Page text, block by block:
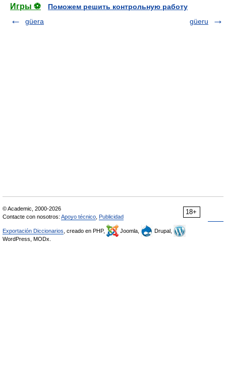
Игры ⚽
Поможем решить контрольную работу
güera
güeru
18+
© Academic, 2000-2026
Contacte con nosotros: Apoyo técnico Publicidad
Exportación Diccionarios , creado en PHP, Joomla,
Drupal,
WordPress, MODx.